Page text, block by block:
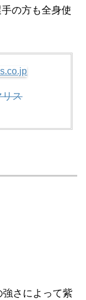
の方も全身使
リス
さによって紫